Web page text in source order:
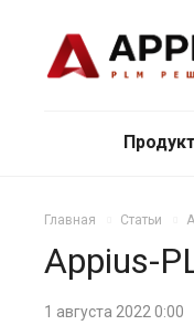
Главная Статьи
Appius-
1 августа 2022 0:00